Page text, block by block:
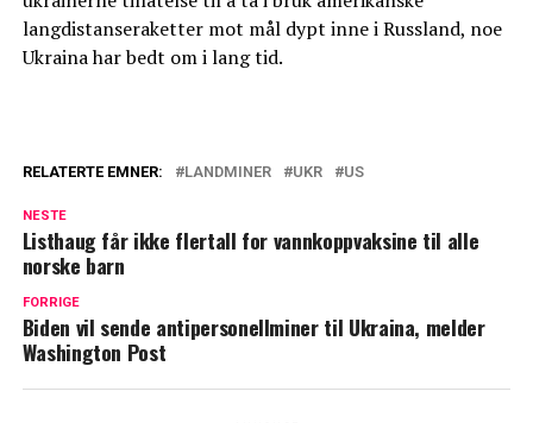
langdistanseraketter mot mål dypt inne i Russland, noe
Ukraina har bedt om i lang tid.
RELATERTE EMNER: LANDMINER UKR US
NESTE
Listhaug får ikke flertall for vannkoppvaksine til alle
norske barn
FORRIGE
Biden vil sende antipersonellminer til Ukraina, melder
Washington Post